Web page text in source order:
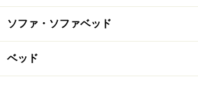
ソファ・ソファベッド
ベッド